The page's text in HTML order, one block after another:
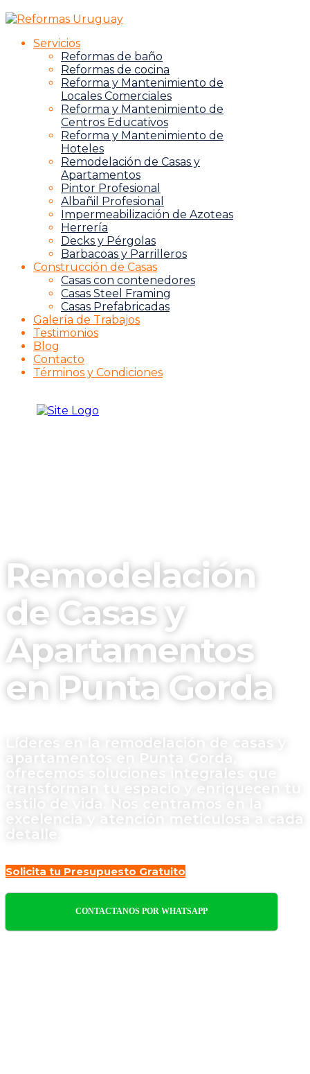
Servicios
Reformas de baño
Reformas de cocina
Reforma y Mantenimiento de
Locales Comerciales
Reforma y Mantenimiento de
Centros Educativos
Reforma y Mantenimiento de
Hoteles
Remodelación de Casas y
Apartamentos
Pintor Profesional
Albañil Profesional
Impermeabilización de Azoteas
Herrería
Decks y Pérgolas
Barbacoas y Parrilleros
Construcción de Casas
Casas con contenedores
Casas Steel Framing
Casas Prefabricadas
Galería de Trabajos
Testimonios
Blog
Contacto
Términos y Condiciones
Remodelación
de Casas y
Apartamentos
en Punta Gorda
Líderes en la remodelación de casas y
apartamentos en Punta Gorda,
ofrecemos soluciones integrales que
transforman tu espacio y enriquecen tu
estilo de vida. Nos centramos en la
excelencia y atención meticulosa a cada
detalle.
Solicita tu Presupuesto Gratuito
CONTACTANOS POR WHATSAPP